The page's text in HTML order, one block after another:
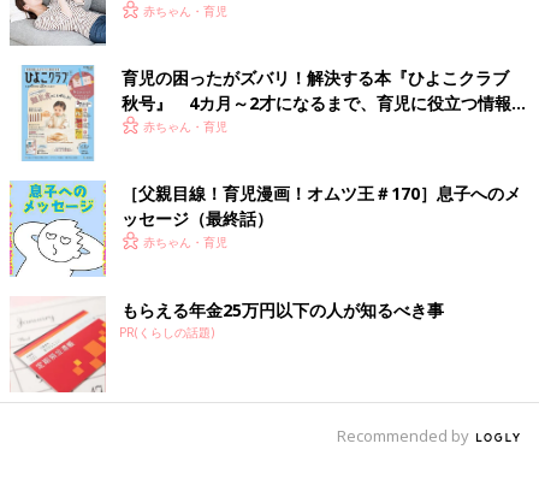
赤ちゃん・育児
育児の困ったがズバリ！解決する本『ひよこクラブ
秋号』 4カ月～2才になるまで、育児に役立つ情報が
いっぱい！
赤ちゃん・育児
［父親目線！育児漫画！オムツ王＃170］息子へのメ
ッセージ（最終話）
赤ちゃん・育児
もらえる年金25万円以下の人が知るべき事
PR(くらしの話題)
Recommended by